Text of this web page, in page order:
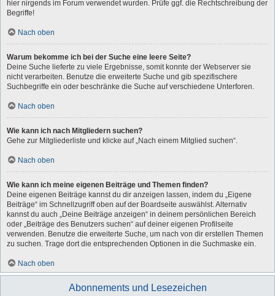
hier nirgends im Forum verwendet wurden. Prüfe ggf. die Rechtschreibung der
Begriffe!
Nach oben
Warum bekomme ich bei der Suche eine leere Seite?
Deine Suche lieferte zu viele Ergebnisse, somit konnte der Webserver sie
nicht verarbeiten. Benutze die erweiterte Suche und gib spezifischere
Suchbegriffe ein oder beschränke die Suche auf verschiedene Unterforen.
Nach oben
Wie kann ich nach Mitgliedern suchen?
Gehe zur Mitgliederliste und klicke auf „Nach einem Mitglied suchen“.
Nach oben
Wie kann ich meine eigenen Beiträge und Themen finden?
Deine eigenen Beiträge kannst du dir anzeigen lassen, indem du „Eigene
Beiträge“ im Schnellzugriff oben auf der Boardseite auswählst. Alternativ
kannst du auch „Deine Beiträge anzeigen“ in deinem persönlichen Bereich
oder „Beiträge des Benutzers suchen“ auf deiner eigenen Profilseite
verwenden. Benutze die erweiterte Suche, um nach von dir erstellen Themen
zu suchen. Trage dort die entsprechenden Optionen in die Suchmaske ein.
Nach oben
Abonnements und Lesezeichen